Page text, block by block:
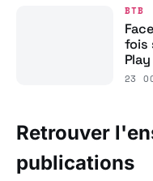
BTB
fois
23
Retrouver
publications